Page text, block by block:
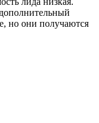
но они получаются